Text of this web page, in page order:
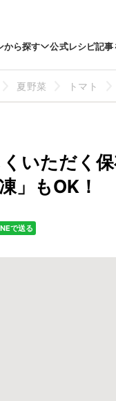
から探す 公式レシピ記事
夏野菜 トマト
いただく
」もOK！
で送る